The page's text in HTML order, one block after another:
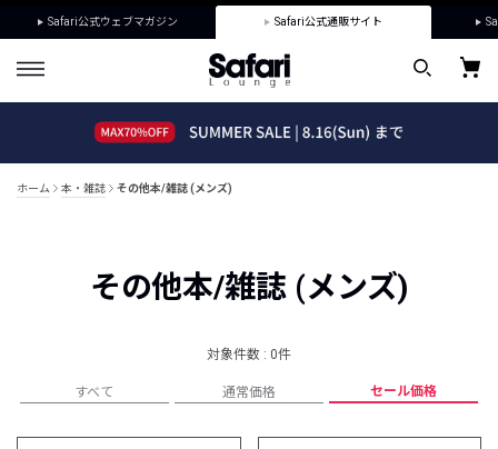
Safari公式ウェブマガジン Safari公式通販サイト
ホーム 本・雑誌 その他本/雑誌 (メンズ)
その他本/雑誌 (メンズ)
対象件数 : 0件
すべて 通常価格 セール価格